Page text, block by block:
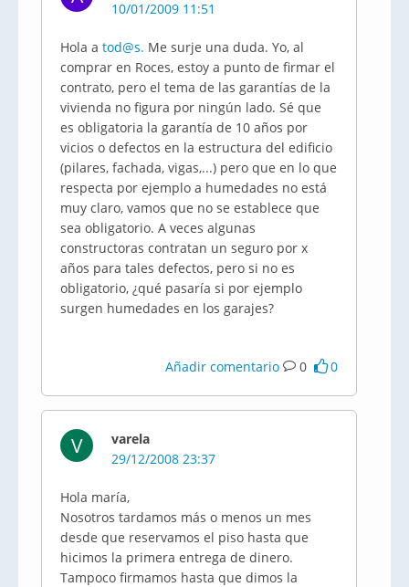
10/01/2009 11:51
Hola a tod@s. Me surje una duda. Yo, al
comprar en Roces, estoy a punto de firmar el
contrato, pero el tema de las garantías de la
vivienda no figura por ningún lado. Sé que
es obligatoria la garantía de 10 años por
vicios o defectos en la estructura del edificio
(pilares, fachada, vigas,...) pero que en lo que
respecta por ejemplo a humedades no está
muy claro, vamos que no se establece que
sea obligatorio. A veces algunas
constructoras contratan un seguro por x
años para tales defectos, pero si no es
obligatorio, ¿qué pasaría si por ejemplo
surgen humedades en los garajes?
Añadir comentario 0 0
V
varela
29/12/2008 23:37
Hola maría,
Nosotros tardamos más o menos un mes
desde que reservamos el piso hasta que
hicimos la primera entrega de dinero.
Tampoco firmamos hasta que dimos la